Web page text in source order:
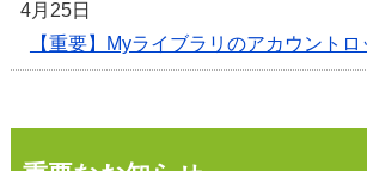
4月25日
【重要】Myライブラリのアカウント